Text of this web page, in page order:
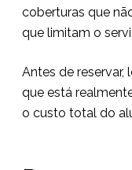
coberturas que
que limitam o
Antes de reservar,
que está
o custo total do